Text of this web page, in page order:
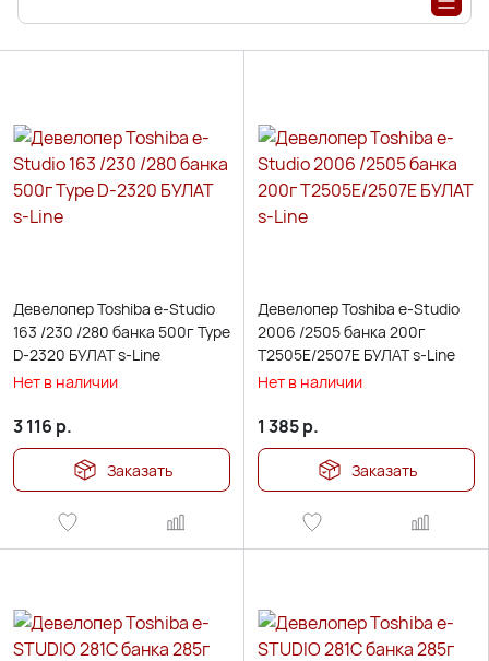
Девелопер Toshiba e-Studio
163 /230 /280 банка 500г Type
D-2320 БУЛАТ s-Line
Нет в наличии
3 116 р.
Заказать
Девелопер Toshiba e-Studio
2006 /2505 банка 200г
T2505E/2507E БУЛАТ s-Line
Нет в наличии
1 385р.
Заказать